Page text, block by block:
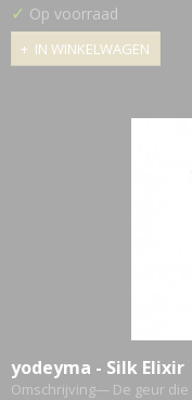
✓ Op voorraad
IN WINKELWAGEN
yodeyma - Silk Elixir
Omschrijving— De geur die